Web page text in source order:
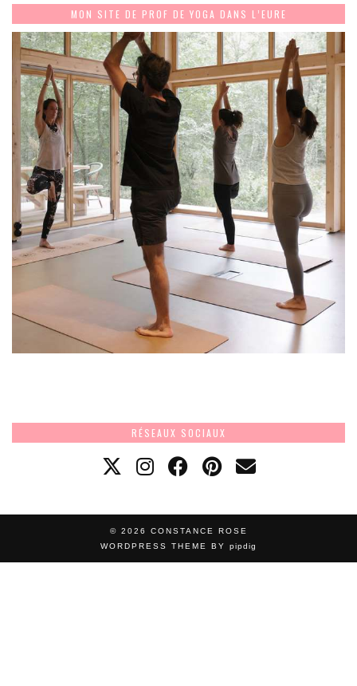
MON SITE DE PROF DE YOGA DANS L’EURE
RÉSEAUX SOCIAUX
© 2026 CONSTANCE ROSE
WORDPRESS THEME BY pipdig